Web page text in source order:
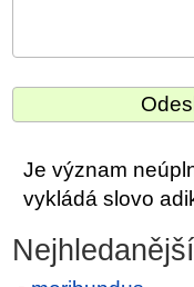
Je význam
vykládá slovo